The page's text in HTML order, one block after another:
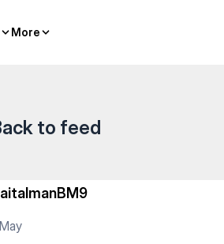
More
More ермекке
to feed